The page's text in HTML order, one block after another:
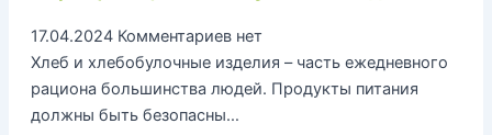
17.04.2024 Комментариев нет
Хлеб и хлебобулочные изделия – часть ежедневного
рациона большинства людей. Продукты питания
должны быть безопасны…